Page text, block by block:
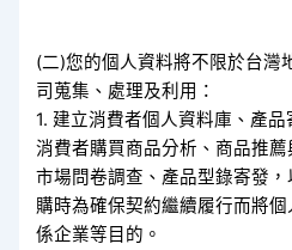
(二)您的個人資料將不限於台灣
司蒐集、處理及利用：
1. 建立消費者個人資料庫、產
消費者購買商品分析、商品推
市場問卷調查、產品型錄寄發
購時為確保契約繼續履行而將
係企業等目的。